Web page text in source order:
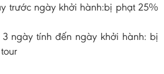
trước ngày khởi hành:bị phạt 25%
ngày tính đến ngày khởi hành: bị